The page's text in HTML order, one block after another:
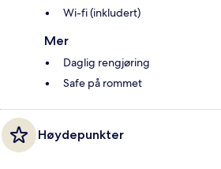
Wi-fi (inkludert)
Mer
Daglig rengjøring
Safe på rommet
Høydepunkter